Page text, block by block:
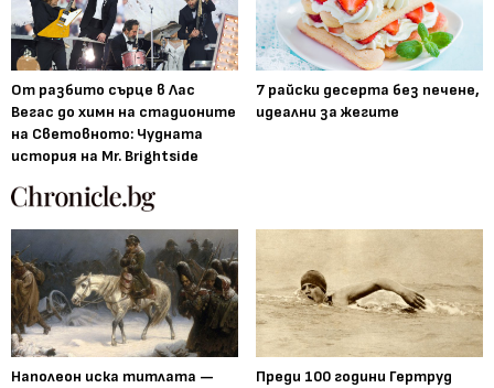
От разбито сърце в Лас
Вегас до химн на стадионите
на Световното: Чудната
история на Mr. Brightside
7 райски десерта без печене,
идеални за жегите
Наполеон иска титлата —
Преди 100 години Гертруд